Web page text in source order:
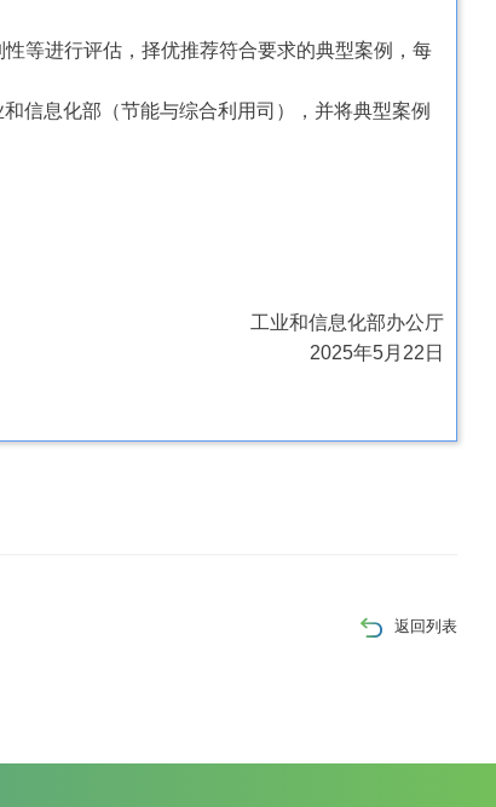
等进行评估，择优推荐符合要求的典型案例，每
信息化部（节能与综合利用司），并将典型案例
工业和信息化部办公厅
2025年5月22日
返回列表